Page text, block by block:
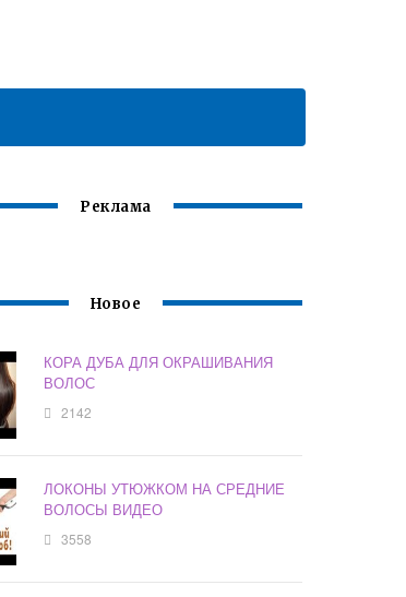
Реклама
Новое
КОРА ДУБА ДЛЯ ОКРАШИВАНИЯ
ВОЛОС
2142
ЛОКОНЫ УТЮЖКОМ НА СРЕДНИЕ
ВОЛОСЫ ВИДЕО
3558